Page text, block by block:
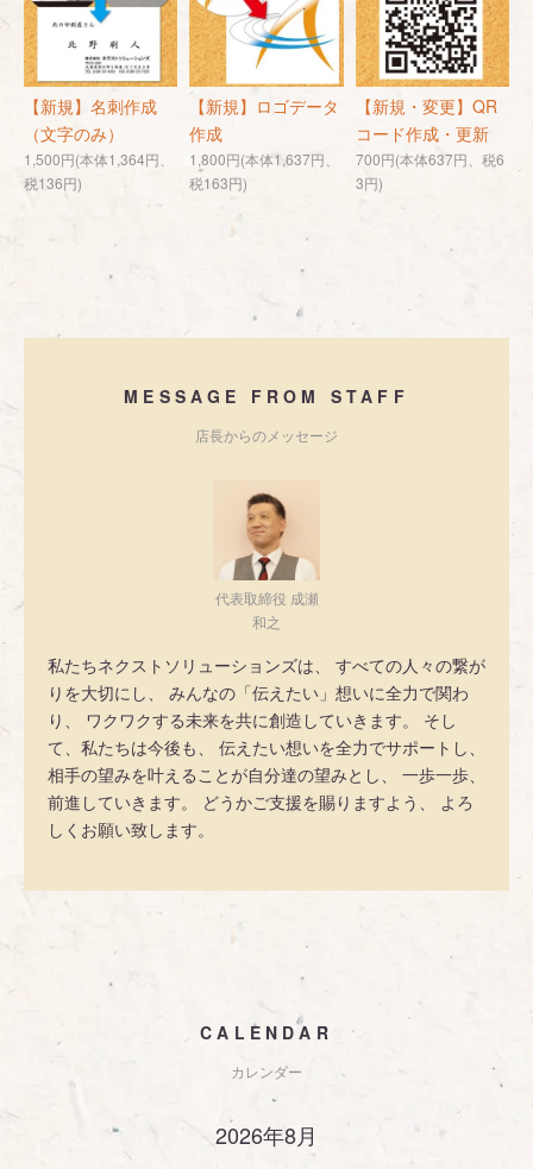
【新規】名刺作成
（文字のみ）
1,500円(本体1,364円、
税136円)
【新規】ロゴデータ
作成
1,800円(本体1,637円、
税163円)
【新規・変更】QR
コード作成・更新
700円(本体637円、税6
3円)
MESSAGE FROM STAFF
店長からのメッセージ
代表取締役 成瀬
和之
私たちネクストソリューションズは、 すべての人々の繋が
りを大切にし、 みんなの「伝えたい」想いに全力で関わ
り、 ワクワクする未来を共に創造していきます。 そし
て、私たちは今後も、 伝えたい想いを全力でサポートし、
相手の望みを叶えることが自分達の望みとし、 一歩一歩、
前進していきます。 どうかご支援を賜りますよう、 よろ
しくお願い致します。
CALENDAR
カレンダー
2026年8月